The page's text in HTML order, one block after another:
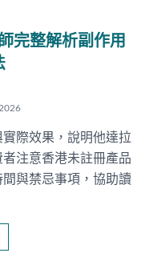
完整解析副作用
際效果，說明他達拉
注意香港未註冊產品
與禁忌事項，協助讀